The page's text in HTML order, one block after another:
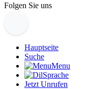
Folgen Sie uns
Hauptseite
Suche
Menu
Sprache
Jetzt Unrufen